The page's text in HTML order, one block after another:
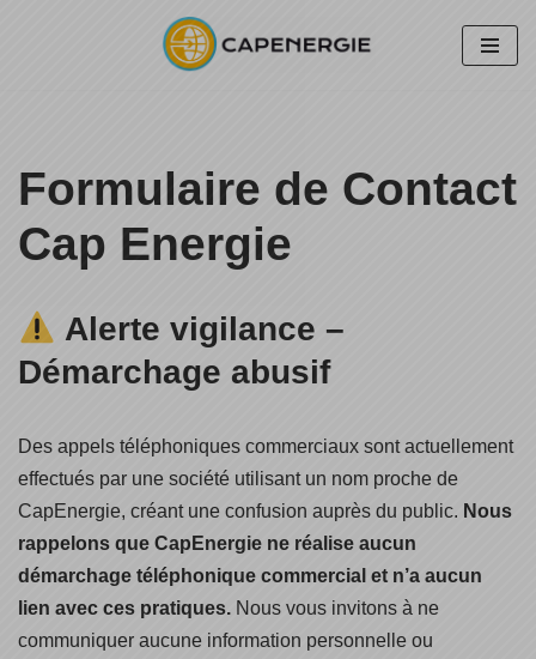
Formulaire de Contact
Cap Energie
Alerte vigilance –
Démarchage abusif
Des appels téléphoniques commerciaux sont actuellement
effectués par une société utilisant un nom proche de
CapEnergie, créant une confusion auprès du public. Nous
rappelons que CapEnergie ne réalise aucun
démarchage téléphonique commercial et n’a aucun
lien avec ces pratiques. Nous vous invitons à ne
communiquer aucune information personnelle ou